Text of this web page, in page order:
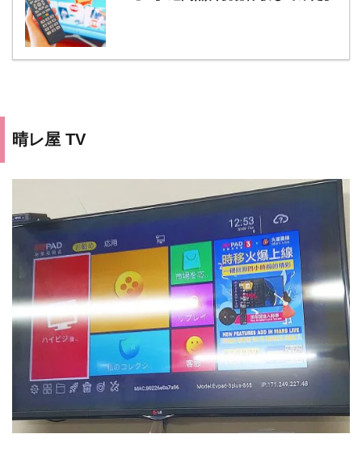
晴レ屋 TV